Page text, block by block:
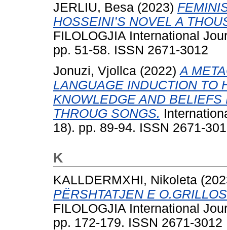
JERLIU, Besa (2023)
HOSSEINI’S NOVEL A
FILOLOGJIA International
pp. 51-58. ISSN 2671-3012
Jonuzi, Vjollca (2022)A
LANGUAGE INDUCTION TO
KNOWLEDGE AND
THROUG SONGS.
18). pp. 89-94. ISSN 2671-
K
KALLDERMXHI, Nikoleta
PËRSHTATJEN E
FILOLOGJIA International
pp. 172-179. ISSN 2671-3012